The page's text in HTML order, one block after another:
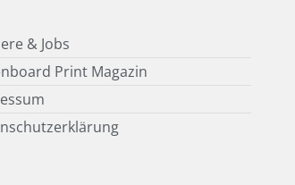
& Jobs
Print Magazin